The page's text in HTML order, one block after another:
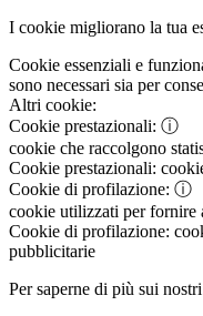
I cookie migliorano la tua
Cookie essenziali e
sono necessari sia per
Altri cookie:
Cookie prestazionali: ⓘ
cookie che raccolgono
Cookie prestazionali:
Cookie di profilazione: ⓘ
cookie utilizzati per fornire
Cookie di profilazione:
pubblicitarie
Per saperne di più sui